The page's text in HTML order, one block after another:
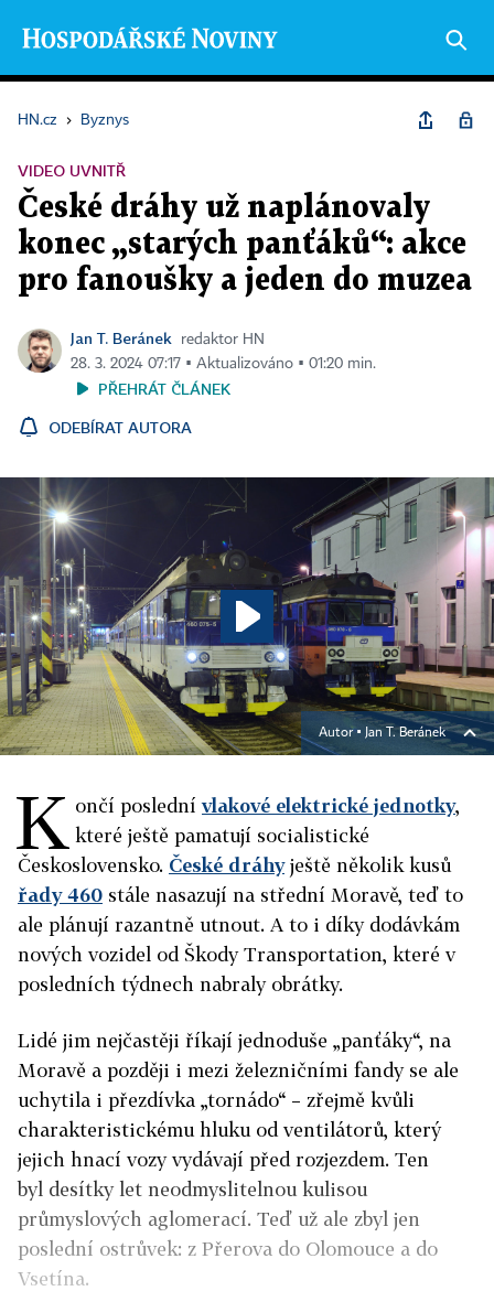
HN.cz › Byznys
VIDEO UVNITŘ
České dráhy už naplánovaly
konec „starých panťáků“: akce
pro fanoušky a jeden do muzea
Jan T. Beránek
redaktor HN
28. 3. 2024 07:17 ▪ Aktualizováno ▪ 01:20 min.
PŘEHRÁT ČLÁNEK
ODEBÍRAT AUTORA
Autor ▪ Jan T. Beránek
K ončí poslednívlakové elektrické jednotky,
které ještě pamatují socialistické
Československo. České dráhyještě několik kusů
řady 460 stále nasazují na střední Moravě, teď to
ale plánují razantně utnout. A to i díky dodávkám
nových vozidel od Škody Transportation, které v
posledních týdnech nabraly obrátky.
Lidé jim nejčastěji říkají jednoduše „panťáky“, na
Moravě a později i mezi železničními fandy se ale
uchytila i přezdívka „tornádo“ – zřejmě kvůli
charakteristickému hluku od ventilátorů, který
jejich hnací vozy vydávají před rozjezdem. Ten
byl desítky let neodmyslitelnou kulisou
průmyslových aglomerací. Teď už ale zbyl jen
poslední ostrůvek: z Přerova do Olomouce a do
Vsetína.